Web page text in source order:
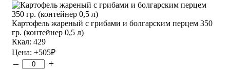
Картофель жареный с грибами и болгарским перцем 350
гр. (контейнер 0,5 л)
Ккал: 429
Цена: +505₽
– +